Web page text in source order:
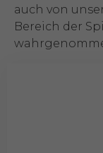
auch von
Bereich der